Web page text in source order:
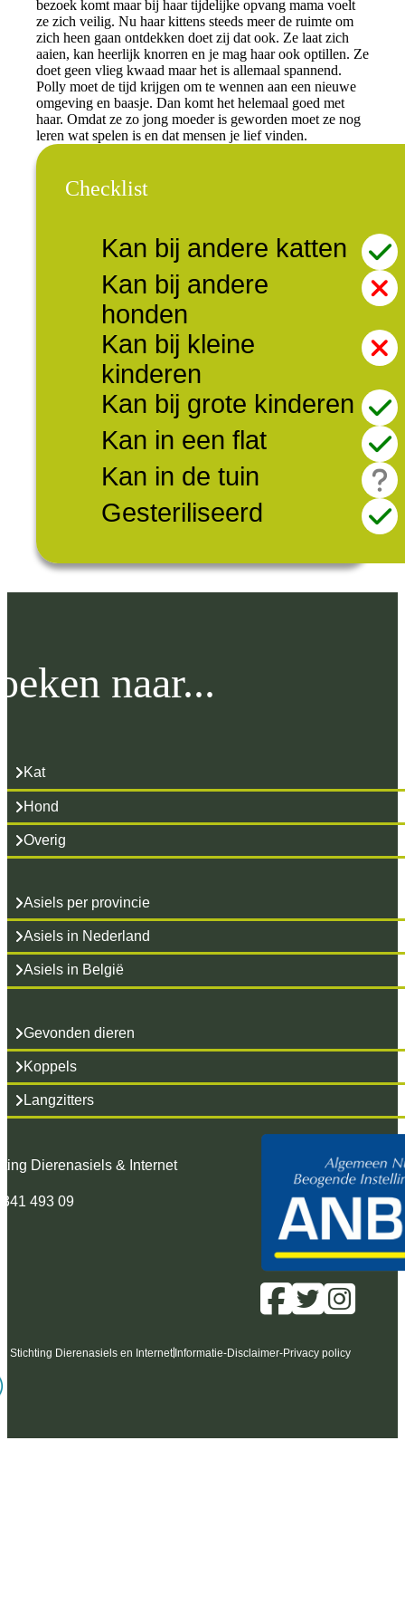
bezoek komt maar bij haar tijdelijke opvang mama voelt
ze zich veilig. Nu haar kittens steeds meer de ruimte om
zich heen gaan ontdekken doet zij dat ook. Ze laat zich
aaien, kan heerlijk knorren en je mag haar ook optillen. Ze
doet geen vlieg kwaad maar het is allemaal spannend.
Polly moet de tijd krijgen om te wennen aan een nieuwe
omgeving en baasje. Dan komt het helemaal goed met
haar. Omdat ze zo jong moeder is geworden moet ze nog
leren wat spelen is en dat mensen je lief vinden.
Checklist
Kan bij andere katten
Kan bij andere
honden
Kan bij kleine
kinderen
Kan bij grote kinderen
Kan in een flat
Kan in de tuin
Gesteriliseerd
naar...
Kat
Hond
Overig
Asiels per provincie
Asiels in Nederland
Asiels in België
Gevonden dieren
Koppels
Langzitters
Dierenasiels & Internet
493 09
Stichting Dierenasiels en Internet Informatie-Disclaimer-Privacy policy